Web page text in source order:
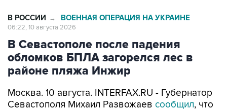
В РОССИИ → ВОЕННАЯ ОПЕРАЦИЯ НА УКРАИНЕ
06:22, 10 августа 2026
В Севастополе после падения
обломков БПЛА загорелся лес в
районе пляжа Инжир
Москва. 10 августа. INTERFAX.RU - Губернатор
Севастополя Михаил Развожаев сообщил, что